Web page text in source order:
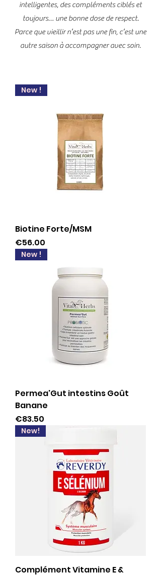
intelligentes, des compléments ciblés et
toujours… une bonne dose de respect.
Parce que vieillir n’est pas une fin, c’est une
autre saison à accompagner avec soin.
New !
Biotine Forte/MSM
Price
€56.00
New !
Permea'Gut intestins Goût
Banane
Price
€83.50
New!
Complément Vitamine E &